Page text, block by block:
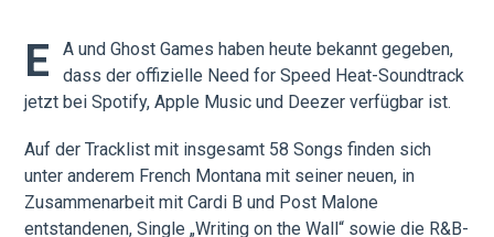
E
A und Ghost Games haben heute bekannt gegeben,
dass der offizielle Need for Speed Heat-Soundtrack
jetzt bei Spotify, Apple Music und Deezer verfügbar ist.
Auf der Tracklist mit insgesamt 58 Songs finden sich
unter anderem French Montana mit seiner neuen, in
Zusammenarbeit mit Cardi B und Post Malone
entstandenen, Single „Writing on the Wall“ sowie die R&B-